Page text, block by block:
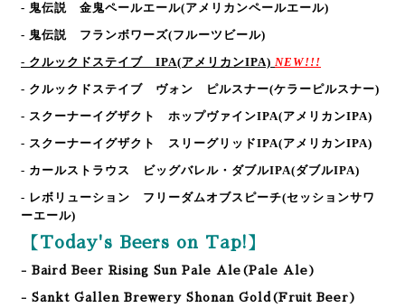
- 鬼伝説 金鬼ペールエール(アメリカンペールエール)
- 鬼伝説 フランボワーズ(フルーツビール)
- クルックドステイブ IPA(アメリカンIPA) NEW!!!
- クルックドステイブ ヴォン ピルスナー(ケラーピルスナー)
- スクーナーイグザクト ホップヴァインIPA(アメリカンIPA)
- スクーナーイグザクト スリーグリッドIPA(アメリカンIPA)
- カールストラウス ビッグバレル・ダブルIPA(ダブルIPA)
- レボリューション フリーダムオブスピーチ(セッションサワ
ーエール)
【Today's Beers on Tap!】
- Baird Beer Rising Sun Pale Ale(Pale Ale)
- Sankt Gallen Brewery Shonan Gold(Fruit Beer)